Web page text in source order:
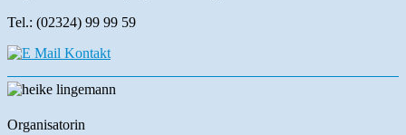
Tel.: (02324) 99 99 59
Organisatorin